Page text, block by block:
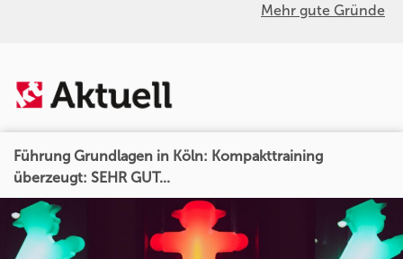
Mehr gute Gründe
Führung Grundlagen in Köln: Kompakttraining
überzeugt: SEHR GUT...